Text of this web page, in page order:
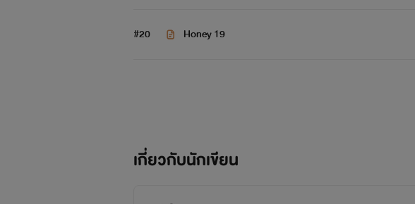
Jang_B2UTY
#20 Honey 19
เกี่ยวกับนักเขียน